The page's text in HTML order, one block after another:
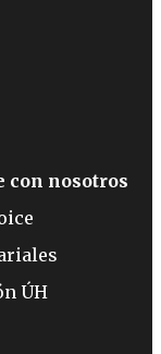
con nosotros
ÚH